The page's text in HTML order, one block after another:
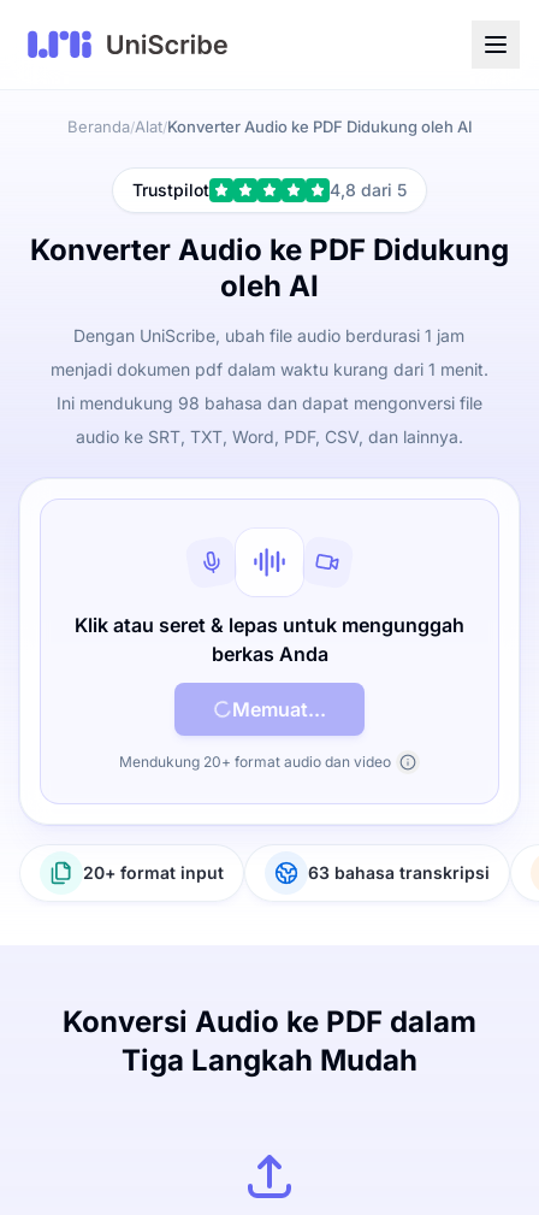
Beranda/Alat/Konverter Audio ke PDF Didukung oleh AI
Trustpilot 4,8 dari 5
Konverter Audio ke PDF Didukung
oleh AI
Dengan UniScribe, ubah file audio berdurasi 1 jam
menjadi dokumen pdf dalam waktu kurang dari 1 menit.
Ini mendukung 98 bahasa dan dapat mengonversi file
audio ke SRT, TXT, Word, PDF, CSV, dan lainnya.
Klik atau seret & lepas untuk mengunggah
berkas Anda
Memuat...
Mendukung 20+ format audio dan video
20+ format input 63 bahasa transkripsi
Konversi Audio ke PDF dalam
Tiga Langkah Mudah